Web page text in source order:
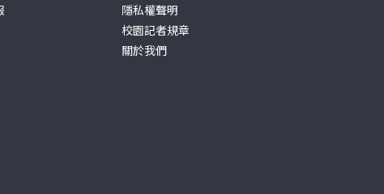
隱私權聲明
校園記者規章
關於我們